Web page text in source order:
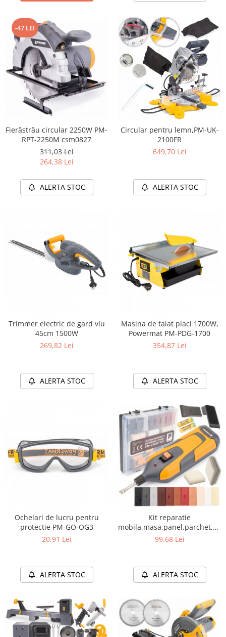
-47 LEI
Fierăstrău circular 2250W PM-
RPT-2250M csm0827
311,03 Lei
264,38 Lei
ALERTA STOC
Circular pentru lemn,PM-UK-
2100FR
649,70 Lei
ALERTA STOC
Trimmer electric de gard viu
45cm 1500W
269,82 Lei
ALERTA STOC
Masina de taiat placi 1700W,
Powermat PM-PDG-1700
354,87 Lei
ALERTA STOC
Ochelari de lucru pentru
protectie PM-GO-OG3
20,91 Lei
ALERTA STOC
Kit reparatie
PM-ZNDP-19T
99,68 Lei
ALERTA STOC